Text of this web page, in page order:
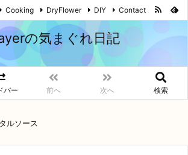
の気まぐれ日記
バー 前へ 次へ 検索
Cooking DryFlower DIY Contact
ルソース